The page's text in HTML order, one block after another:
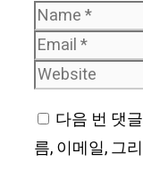
Name
다음 번 댓
름, 이메일, 그